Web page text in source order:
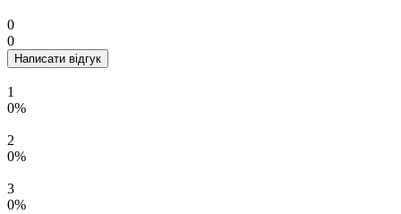
0
0
Написати відгук
1
0%
2
0%
3
0%